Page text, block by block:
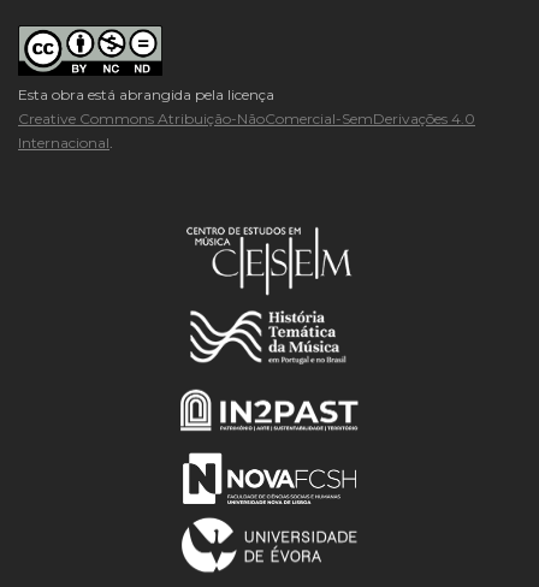
Esta obra está abrangida pela licença
Creative Commons Atribuição-NãoComercial-SemDerivações 4.0
Internacional